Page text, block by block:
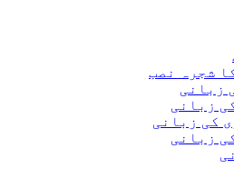
شجرہ نصب
زبانی
زبانی
کی زبانی
زبانی